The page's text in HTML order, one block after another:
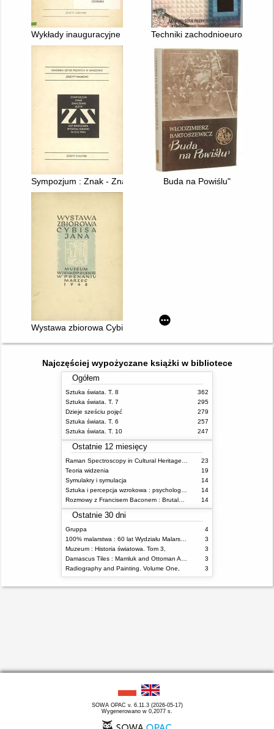
Wykłady inauguracyjne w latach 1984 - 1989
Techniki
Sympozjum : Znak - Znaczenie - JęzykBuda na Powiślu"
Wystawa zbiorowa Cybisa Jana
Najczęściej wypożyczane książki w bibliotece
Ogółem
Sztuka świata. T. 8
362
Sztuka świata. T. 7
295
Dzieje sześciu pojęć
279
Sztuka świata. T. 6
257
Sztuka świata. T. 10
247
Ostatnie 12 miesięcy
23
Teoria widzenia
19
Symulakry i symulacja
14
14
14
Ostatnie 30 dni
Gruppa
4
3
Muzeum : Historia światowa. Tom 3,
3
3
Radiography and Painting. Volume One,
3
SOWA OPAC v. 6.11.3 (2026-05-17)
Wygenerowano w 0,2077 s.